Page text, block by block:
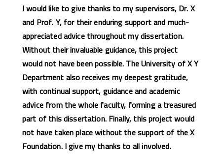
I would like to give thanks to my supervisors, Dr. X
and Prof. Y, for their enduring support and much-
appreciated advice throughout my dissertation.
Without their invaluable guidance, this project
would not have been possible. The University of X Y
Department also receives my deepest gratitude,
with continual support, guidance and academic
advice from the whole faculty, forming a treasured
part of this dissertation. Finally, this project would
not have taken place without the support of the X
Foundation. I give my thanks to all involved.